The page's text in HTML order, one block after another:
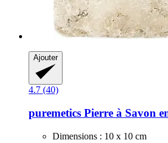
Ajouter
4.7 (40)
puremetics Pierre à Savon
Dimensions : 10 x 10 cm